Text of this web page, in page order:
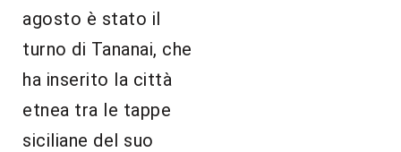
agosto è stato il
turno di Tananai, che
ha inserito la città
etnea tra le tappe
siciliane del suo